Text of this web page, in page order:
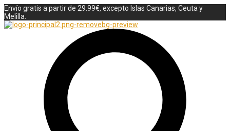
Envío gratis a partir de 29.99€, excepto Islas Canarias, Ceuta y
Melilla.